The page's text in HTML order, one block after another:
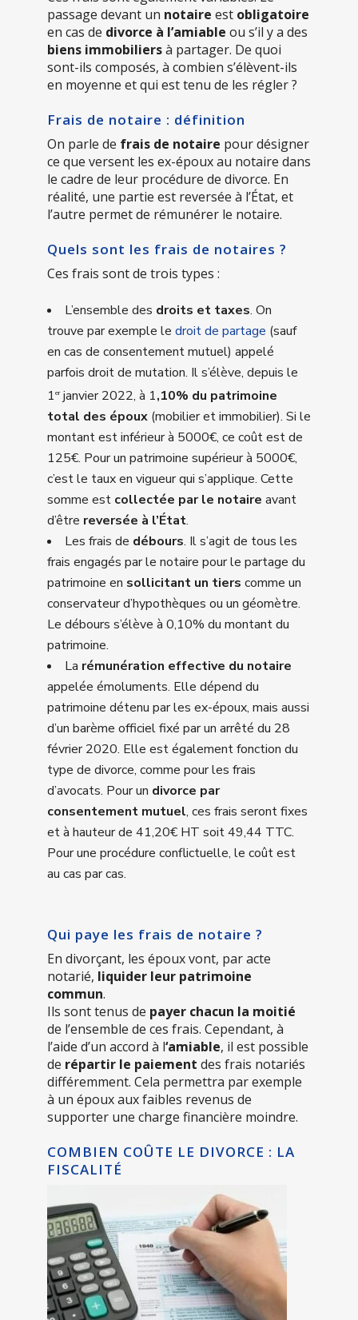
passage devant un notaire est obligatoire
en cas de divorce à l’amiable ou s’il y a des
biens immobiliersà partager. De quoi
sont-ils composés, à combien s’élèvent-ils
en moyenne et qui est tenu de les régler ?
Frais de notaire : définition
On parle de frais de notaire pour désigner
ce que versent les ex-époux au notaire dans
le cadre de leur procédure de divorce. En
réalité, une partie est reversée à l’État, et
l’autre permet de rémunérer le notaire.
Quels sont les frais de notaires ?
Ces frais sont de trois types :
L’ensemble des droits et taxes. On
trouve par exemple le droit de partage (sauf
en cas de consentement mutuel) appelé
parfois droit de mutation. Il s’élève, depuis le
1erjanvier 2022, à 1,10% du patrimoine
total des époux (mobilier et immobilier). Si le
montant est inférieur à 5000€, ce coût est de
125€. Pour un patrimoine supérieur à 5000€,
c’est le taux en vigueur qui s’applique. Cette
somme est collectée par le notaire avant
d’être reversée à l’État.
Les frais de débours. Il s’agit de tous les
frais engagés par le notaire pour le partage du
patrimoine en sollicitant un tiers comme un
conservateur d’hypothèques ou un géomètre.
Le débours s’élève à 0,10% du montant du
patrimoine.
La rémunération effective du notaire
appelée émoluments. Elle dépend du
patrimoine détenu par les ex-époux, mais aussi
d’un barème officiel fixé par un arrêté du 28
février 2020. Elle est également fonction du
type de divorce, comme pour les frais
d’avocats. Pour un divorce par
consentement mutuel, ces frais seront fixes
et à hauteur de 41,20€ HT soit 49,44 TTC.
Pour une procédure conflictuelle, le coût est
au cas par cas.
Qui paye les frais de notaire ?
En divorçant, les époux vont, par acte
notarié, liquider leur patrimoine
commun.
Ils sont tenus de payer chacun la moitié
de l’ensemble de ces frais. Cependant, à
l’aide d’un accord à l‘amiable, il est possible
de répartir le paiement des frais notariés
différemment. Cela permettra par exemple
à un époux aux faibles revenus de
supporter une charge financière moindre.
COMBIEN COÛTE LE DIVORCE : LA
FISCALITÉ